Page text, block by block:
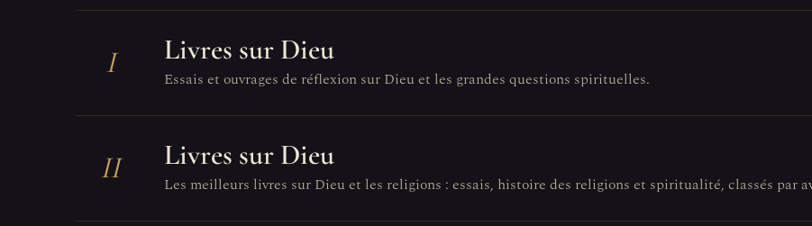
I Livres sur Dieu
Essais et ouvrages de réflexion sur Dieu et les grandes questions spirituelles.
II Livres sur Dieu
Les meilleurs livres sur Dieu et les religions : essais, histoire des religions et spiritualité, classés par